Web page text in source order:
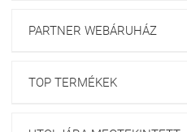
PARTNER WEBÁRUHÁZ
TOP TERMÉKEK